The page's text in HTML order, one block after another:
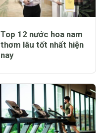
Top 12 nước hoa nam
thơm lâu tốt nhất hiện
nay